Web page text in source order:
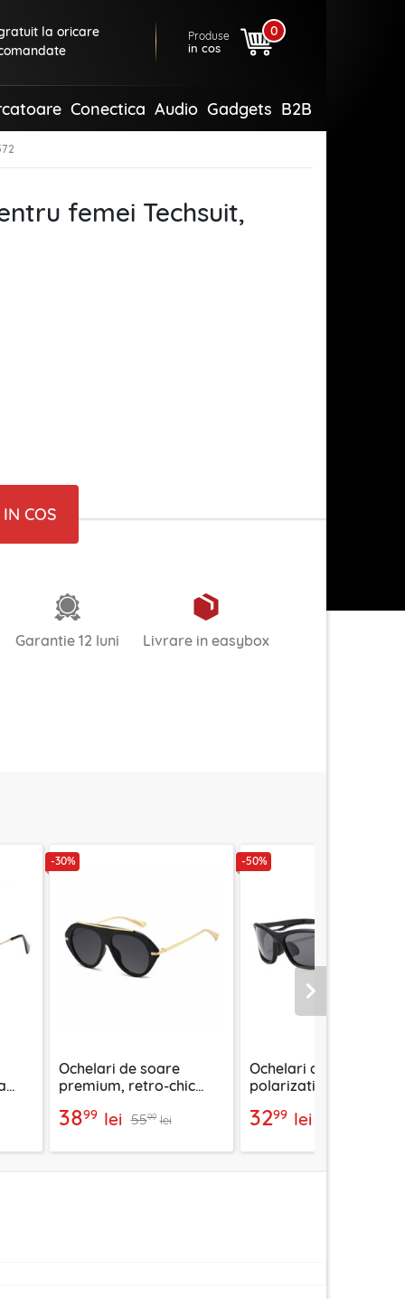
la oricare
Produse
in cos
0
Conectica Audio Gadgets B2B
femei Techsuit,
COS
Garantie 12 luni Livrare in easybox
-30%
Ochelari de soare
premium, retro-chic
3899 lei 5599 lei
-50%
Ochelari de soare
polarizati sport
3299 lei